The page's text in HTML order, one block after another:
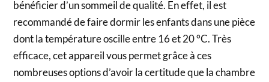
bénéficier d’un sommeil de qualité. En effet, il est
recommandé de faire dormir les enfants dans une pièce
dont la température oscille entre 16 et 20 °C. Très
efficace, cet appareil vous permet grâce à ces
nombreuses options d’avoir la certitude que la chambre